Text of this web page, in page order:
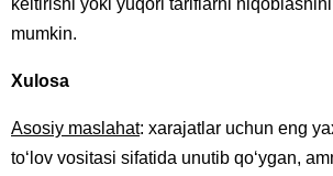
mumkin.
Xulosa
Asosiy maslahat: xarajatlar uchun eng
to‘lov vositasi sifatida unutib qo‘ygan,